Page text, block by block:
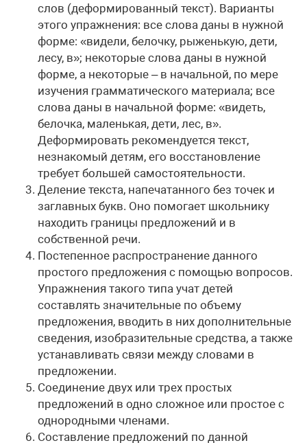
слов (деформированный текст). Варианты
этого упражнения: все слова даны в нужной
форме: «видели, белочку, рыженькую, дети,
лесу, в»; некоторые слова даны в нужной
форме, а некоторые – в начальной, по мере
изучения грамматического материала; все
слова даны в начальной форме: «видеть,
белочка, маленькая, дети, лес, в».
Деформировать рекомендуется текст,
незнакомый детям, его восстановление
требует большей самостоятельности.
Деление текста, напечатанного без точек и
заглавных букв. Оно помогает школьнику
находить границы предложений и в
собственной речи.
Постепенное распространение данного
простого предложения с помощью вопросов.
Упражнения такого типа учат детей
составлять значительные по объему
предложения, вводить в них дополнительные
сведения, изобразительные средства, а также
устанавливать связи между словами в
предложении.
Соединение двух или трех простых
предложений в одно сложное или простое с
однородными членами.
Составление предложений по данной